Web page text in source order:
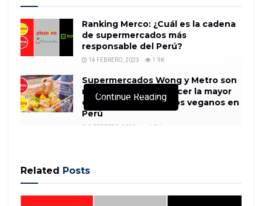
Ranking Merco: ¿Cuál es la cadena
de supermercados más
responsable del Perú?
14 FEBRERO, 2023 1.9K
Supermercados Wong y Metro son
reconocidos por ofrecer la mayor
cantidad de productos veganos en
Perú
8 FEBRERO, 2023 1.9K
Continue Reading
Related Posts